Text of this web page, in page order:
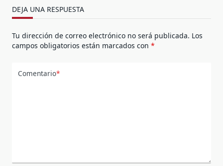
DEJA UNA RESPUESTA
Tu dirección de correo electrónico no será publicada. Los
campos obligatorios están marcados con *
Comentario*